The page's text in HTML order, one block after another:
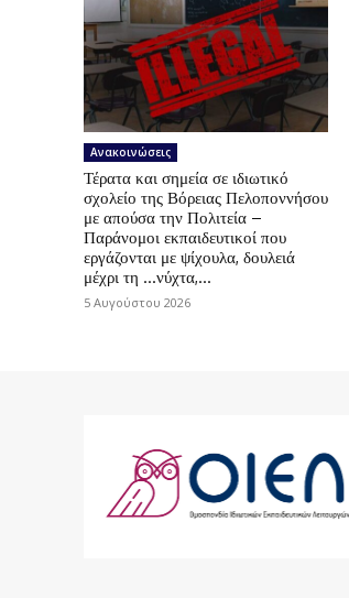
Ανακοινώσεις
Τέρατα και σημεία σε ιδιωτικό
σχολείο της Βόρειας Πελοποννήσου
με απούσα την Πολιτεία –
Παράνομοι εκπαιδευτικοί που
εργάζονται με ψίχουλα, δουλειά
μέχρι τη …νύχτα,...
5 Αυγούστου 2026